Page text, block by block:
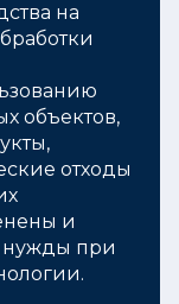
на
объектов,
отходы
и
нужды при